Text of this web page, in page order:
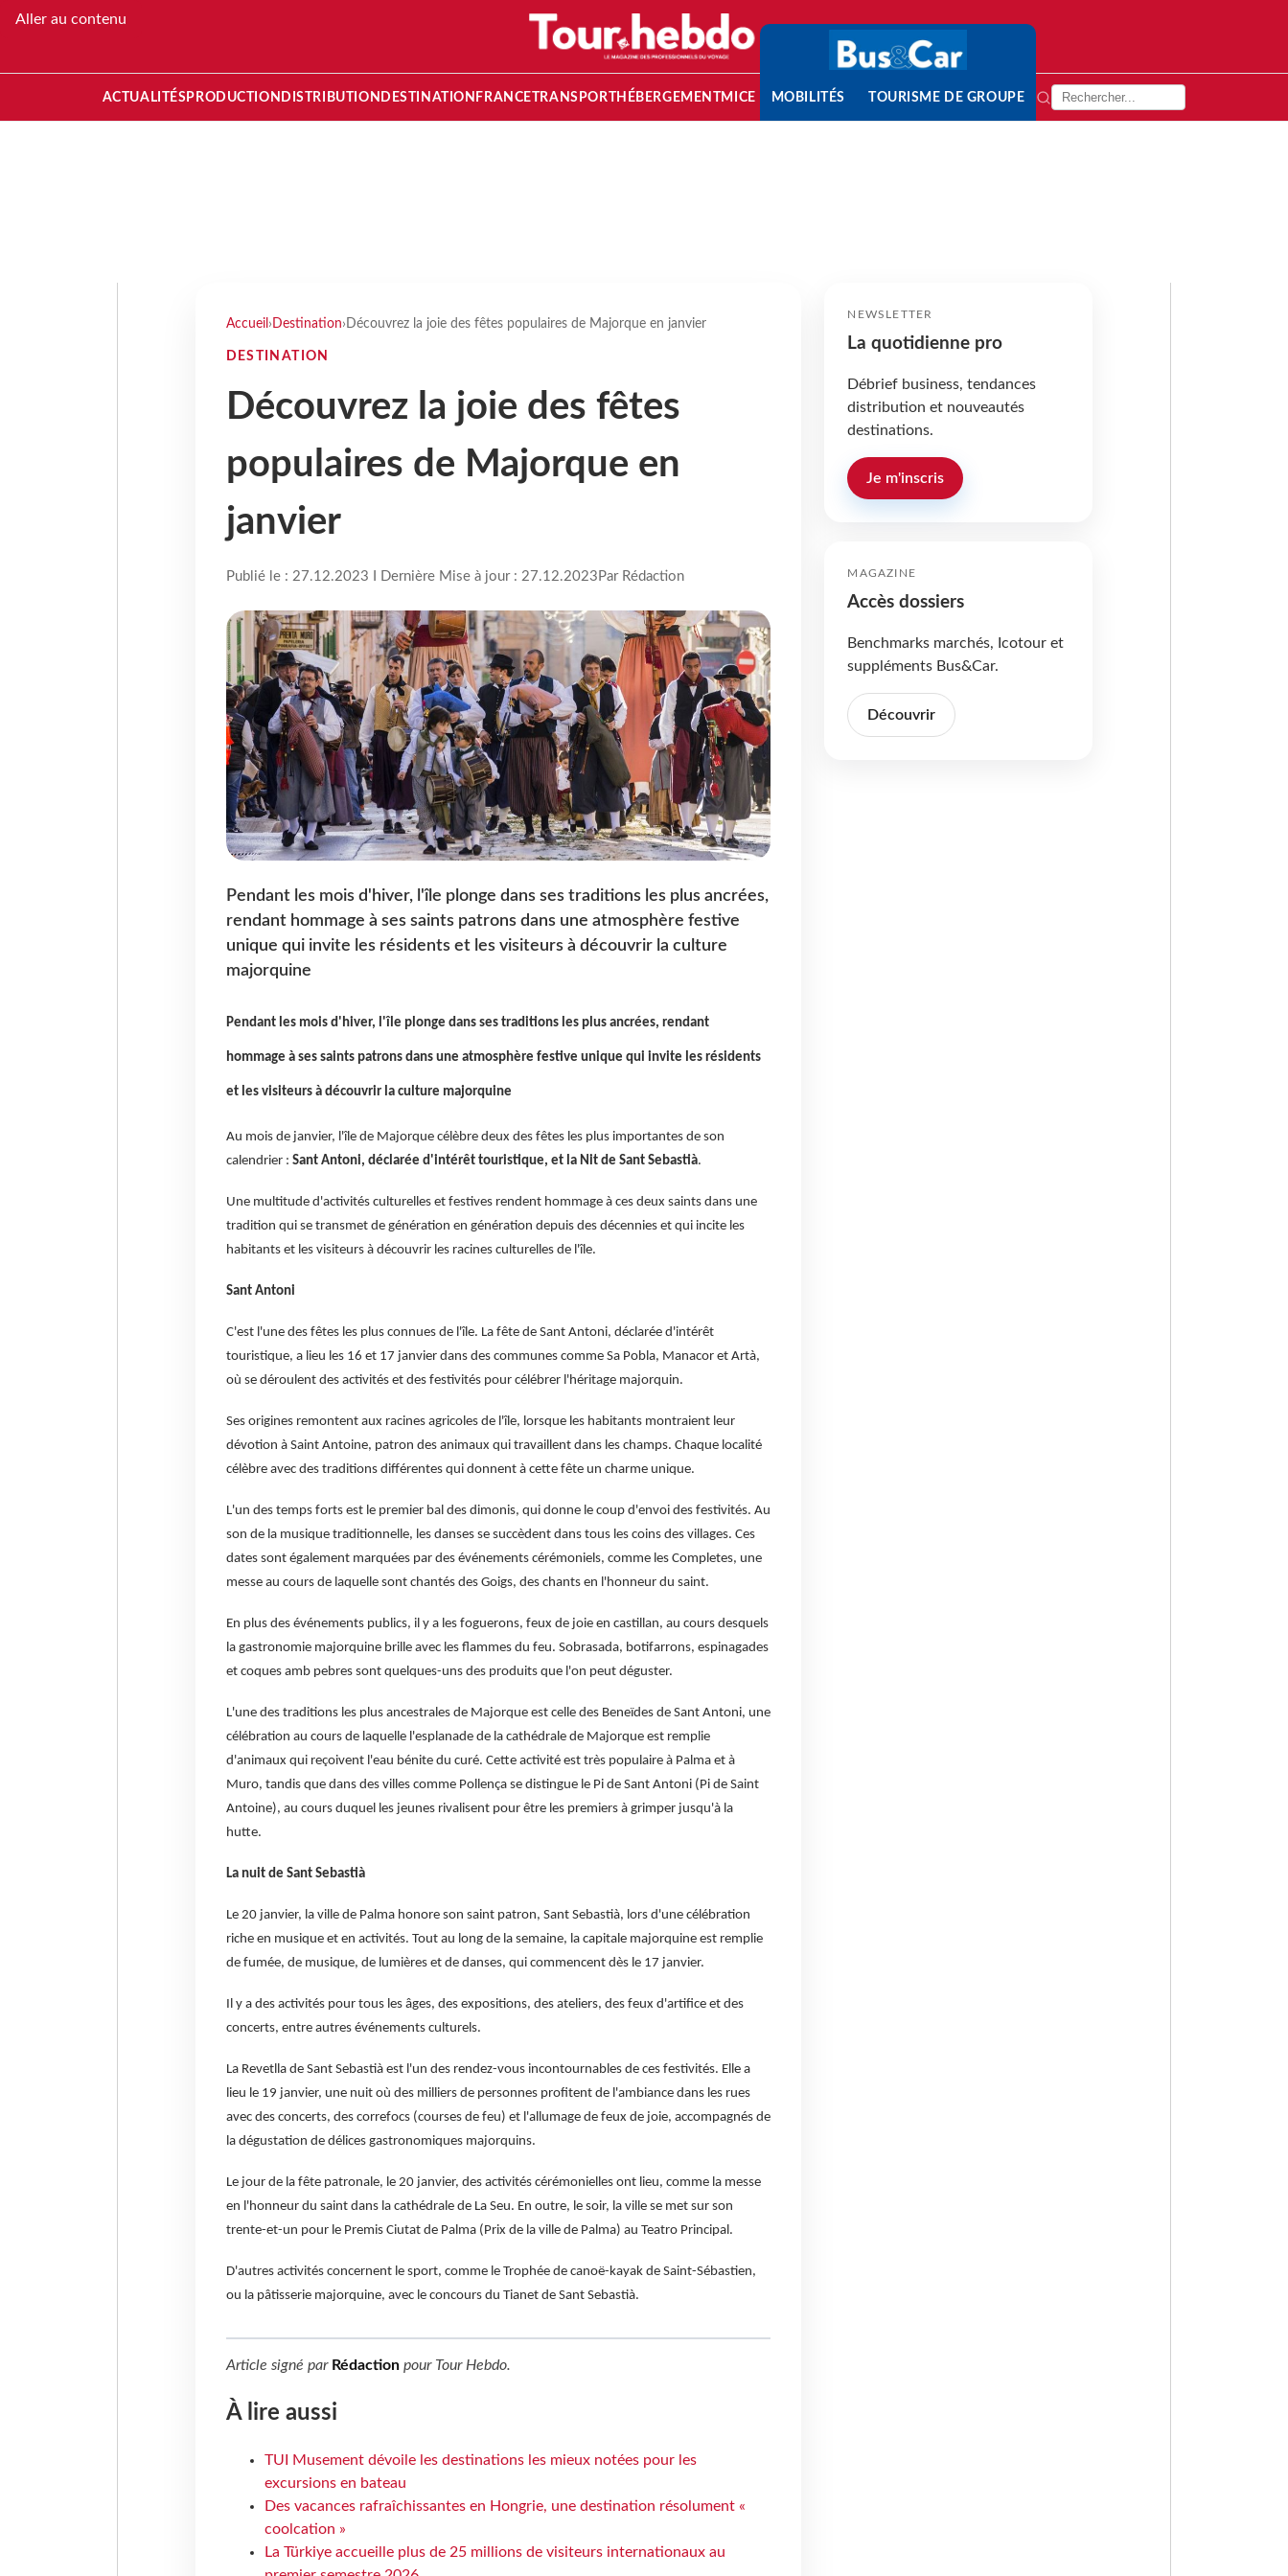
Aller au contenu
ACTUALITÉS PRODUCTION DISTRIBUTION DESTINATION FRANCETRANSPORT HÉBERGEMENTMICE MOBILITÉS TOURISME DE GROUPE
Accueil › Destination› Découvrez la joie des fêtes populaires de Majorque en janvier
DESTINATION
Découvrez la joie des fêtes
populaires de Majorque en
janvier
Publié le : 27.12.2023 I Dernière Mise à jour : 27.12.2023 Par Rédaction
Pendant les mois d'hiver, l'île plonge dans ses traditions les plus ancrées,
rendant hommage à ses saints patrons dans une atmosphère festive
unique qui invite les résidents et les visiteurs à découvrir la culture
majorquine
Pendant les mois d'hiver, l'île plonge dans ses traditions les plus ancrées, rendant
hommage à ses saints patrons dans une atmosphère festive unique qui invite les résidents
et les visiteurs à découvrir la culture majorquine
Au mois de janvier, l'île de Majorque célèbre deux des fêtes les plus importantes de son
calendrier : Sant Antoni, déclarée d'intérêt touristique, et la Nit de Sant Sebastià.
Une multitude d'activités culturelles et festives rendent hommage à ces deux saints dans une
tradition qui se transmet de génération en génération depuis des décennies et qui incite les
habitants et les visiteurs à découvrir les racines culturelles de l'île.
Sant Antoni
C'est l'une des fêtes les plus connues de l'île. La fête de Sant Antoni, déclarée d'intérêt
touristique, a lieu les 16 et 17 janvier dans des communes comme Sa Pobla, Manacor et Artà,
où se déroulent des activités et des festivités pour célébrer l'héritage majorquin.
Ses origines remontent aux racines agricoles de l'île, lorsque les habitants montraient leur
dévotion à Saint Antoine, patron des animaux qui travaillent dans les champs. Chaque localité
célèbre avec des traditions différentes qui donnent à cette fête un charme unique.
L'un des temps forts est le premier bal des dimonis, qui donne le coup d'envoi des festivités. Au
son de la musique traditionnelle, les danses se succèdent dans tous les coins des villages. Ces
dates sont également marquées par des événements cérémoniels, comme les Completes, une
messe au cours de laquelle sont chantés des Goigs, des chants en l'honneur du saint.
En plus des événements publics, il y a les foguerons, feux de joie en castillan, au cours desquels
la gastronomie majorquine brille avec les flammes du feu. Sobrasada, botifarrons, espinagades
et coques amb pebres sont quelques-uns des produits que l'on peut déguster.
L'une des traditions les plus ancestrales de Majorque est celle des Beneïdes de Sant Antoni, une
célébration au cours de laquelle l'esplanade de la cathédrale de Majorque est remplie
d'animaux qui reçoivent l'eau bénite du curé. Cette activité est très populaire à Palma et à
Muro, tandis que dans des villes comme Pollença se distingue le Pi de Sant Antoni (Pi de Saint
Antoine), au cours duquel les jeunes rivalisent pour être les premiers à grimper jusqu'à la
hutte.
La nuit de Sant Sebastià
Le 20 janvier, la ville de Palma honore son saint patron, Sant Sebastià, lors d'une célébration
riche en musique et en activités. Tout au long de la semaine, la capitale majorquine est remplie
de fumée, de musique, de lumières et de danses, qui commencent dès le 17 janvier.
Il y a des activités pour tous les âges, des expositions, des ateliers, des feux d'artifice et des
concerts, entre autres événements culturels.
La Revetlla de Sant Sebastià est l'un des rendez-vous incontournables de ces festivités. Elle a
lieu le 19 janvier, une nuit où des milliers de personnes profitent de l'ambiance dans les rues
avec des concerts, des correfocs (courses de feu) et l'allumage de feux de joie, accompagnés de
la dégustation de délices gastronomiques majorquins.
Le jour de la fête patronale, le 20 janvier, des activités cérémonielles ont lieu, comme la messe
en l'honneur du saint dans la cathédrale de La Seu. En outre, le soir, la ville se met sur son
trente-et-un pour le Premis Ciutat de Palma (Prix de la ville de Palma) au Teatro Principal.
D'autres activités concernent le sport, comme le Trophée de canoë-kayak de Saint-Sébastien,
ou la pâtisserie majorquine, avec le concours du Tianet de Sant Sebastià.
Article signé par Rédactionpour Tour Hebdo.
À lire aussi
TUI Musement dévoile les destinations les mieux notées pour les
excursions en bateau
Des vacances rafraîchissantes en Hongrie, une destination résolument «
coolcation »
La Türkiye accueille plus de 25 millions de visiteurs internationaux au
NEWSLETTER
La quotidienne pro
Débrief business, tendances
distribution et nouveautés
destinations.
Je m'inscris
MAGAZINE
Accès dossiers
Benchmarks marchés, Icotour et
suppléments Bus&Car.
Découvrir